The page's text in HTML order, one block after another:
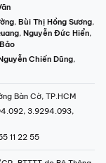
, Bùi Thị Hồng Sương,
, Nguyễn Đức Hiển,
Chiến Dũng,
Bàn Cờ, TP.HCM
3.9294.093,
11 22 55